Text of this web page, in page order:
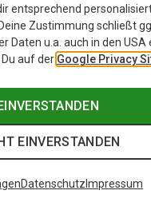
entsprechend
Zustimmung schließt
Daten u.a. auch in den USA
auf der Google Privacy
EINVERSTANDEN
Datenschutz Impressum